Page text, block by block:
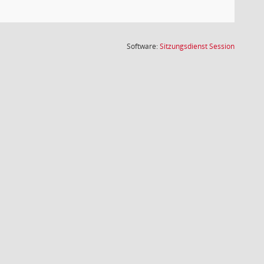
Software:SitzungsdienstSession(Wird in